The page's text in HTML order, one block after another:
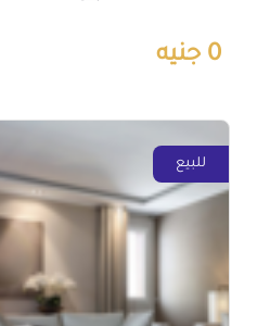
0 جنيه
للبيع